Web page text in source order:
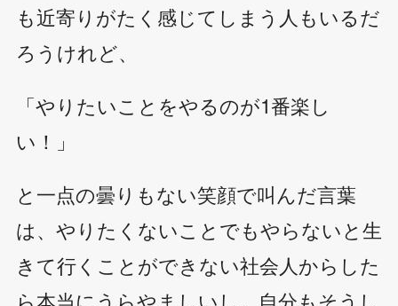
も近寄りがたく感じてしまう人もいるだ
ろうけれど、
「やりたいことをやるのが1番楽し
い！」
と一点の曇りもない笑顔で叫んだ言葉
は、やりたくないことでもやらないと生
きて行くことができない社会人からした
ら本当にうらやましいし、自分もそうし